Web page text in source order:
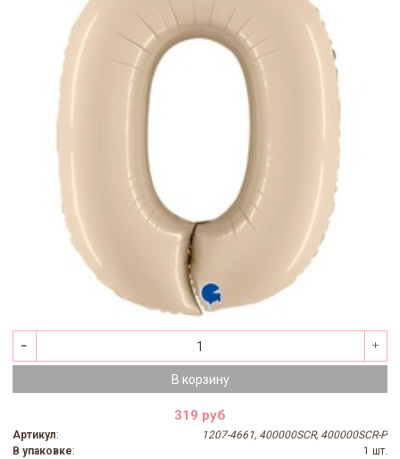
В корзину
319 руб
Артикул:
1207-4661, 400000SCR, 400000SCR-P
В упаковке:
1 шт.